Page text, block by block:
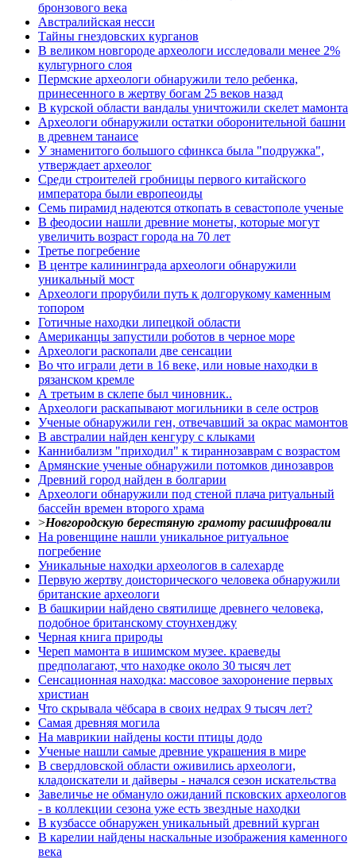
бронзового века
Австралийская несси
Тайны гнездовских курганов
В великом новгороде археологи исследовали менее 2%
культурного слоя
Пермские археологи обнаружили тело ребенка,
принесенного в жертву богам 25 веков назад
В курской области вандалы уничтожили скелет мамонта
Археологи обнаружили остатки оборонительной башни
в древнем танаисе
У знаменитого большого сфинкса была "подружка",
утверждает археолог
Среди строителей гробницы первого китайского
императора были европеоиды
Семь пирамид надеются откопать в севастополе ученые
В феодосии нашли древние монеты, которые могут
увеличить возраст города на 70 лет
Третье погребение
В центре калининграда археологи обнаружили
уникальный мост
Археологи прорубили путь к долгорукому каменным
топором
Готичные находки липецкой области
Американцы запустили роботов в черное море
Археологи раскопали две сенсации
Во что играли дети в 16 веке, или новые находки в
рязанском кремле
А третьим в склепе был чиновник..
Археологи раскапывают могильники в селе остров
Ученые обнаружили ген, отвечавший за окрас мамонтов
В австралии найден кенгуру с клыками
Каннибализм "приходил" к тираннозаврам с возрастом
Армянские ученые обнаружили потомков динозавров
Древний город найден в болгарии
Археологи обнаружили под стеной плача ритуальный
бассейн времен второго храма
>Новгородскую берестяную грамоту расшифровали
На ровенщине нашли уникальное ритуальное
погребение
Уникальные находки археологов в салехарде
Первую жертву доисторического человека обнаружили
британские археологи
В башкирии найдено святилище древнего человека,
подобное британскому стоунхенджу
Черная книга природы
Череп мамонта в ишимском музее. краеведы
предполагают, что находке около 30 тысяч лет
Сенсационная находка: массовое захоронение первых
христиан
Что скрывала чёбсара в своих недрах 9 тысяч лет?
Самая древняя могила
На маврикии найдены кости птицы додо
Ученые нашли самые древние украшения в мире
В свердловской области оживились археологи,
кладоискатели и дайверы - начался сезон искательства
Завеличье не обмануло ожиданий псковских археологов
- в коллекции сезона уже есть звездные находки
В кузбассе обнаружен уникальный древний курган
В карелии найдены наскальные изображения каменного
века